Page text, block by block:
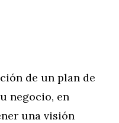
de un plan de
negocio, en
una visión